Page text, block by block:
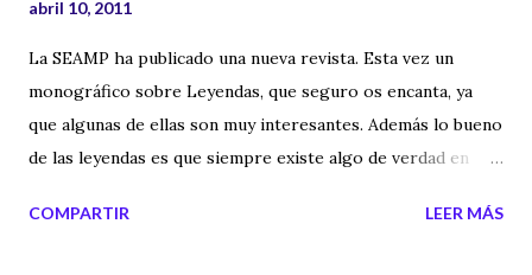
abril 10, 2011
La SEAMP ha publicado una nueva revista. Esta vez un
monográfico sobre Leyendas, que seguro os encanta, ya
que algunas de ellas son muy interesantes. Además lo bueno
de las leyendas es que siempre existe algo de verdad en
el enlace a la revista gratuita y también os dejo la
COMPARTIR LEER MÁS